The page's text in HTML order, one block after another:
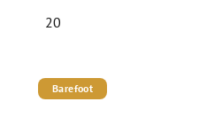
20
Barefoot